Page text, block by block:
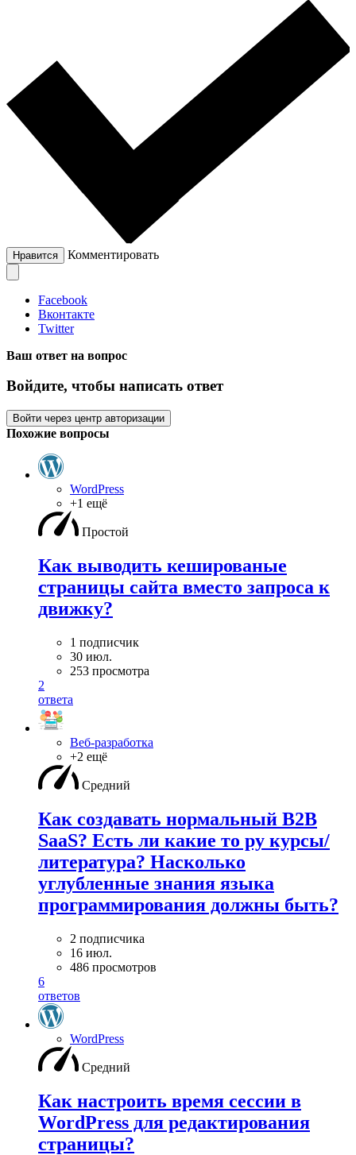
Нравится Комментировать
Facebook
Вконтакте
Twitter
Ваш ответ на вопрос
Войдите, чтобы написать ответ
Войти через центр авторизации
Похожие вопросы
WordPress
+1 ещё
Простой
Как выводить кешированые
страницы сайта вместо запроса к
движку?
1 подписчик
30 июл.
253 просмотра
2
ответа
Веб-разработка
+2 ещё
Средний
Как создавать нормальный B2B
SaaS? Есть ли какие то ру курсы/
литература? Насколько
углубленные знания языка
программирования должны быть?
2 подписчика
16 июл.
486 просмотров
6
ответов
WordPress
Средний
Как настроить время сессии в
WordPress для редактирования
страницы?